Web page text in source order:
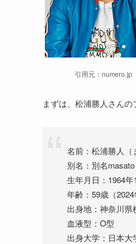
引用元：numero.jp
まずは、松浦勝人さんの
名前：松浦勝人（
別名：別名
生年月日：1964年
年齢：59歳（2024
出身地：神奈川県
血液型：O型
出身大学：日本大